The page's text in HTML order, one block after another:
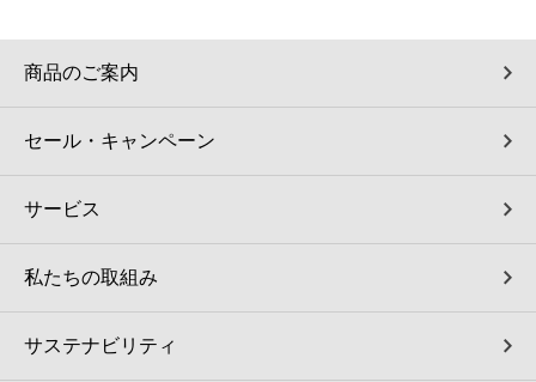
商品のご案内
セール・キャンペーン
サービス
私たちの取組み
サステナビリティ